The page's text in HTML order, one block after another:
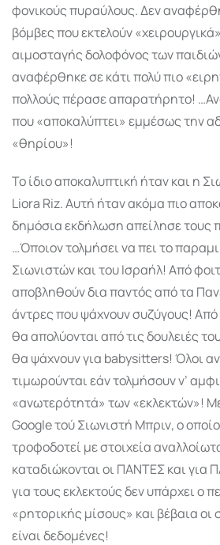
φονικούς πυραύλους. Δεν
βόμβες που εκτελούν
αιμοσταγής δολοφόνος των
αναφέρθηκε σε κάτι πολύ πιο
πολλούς πέρασε απαρατήρητο!
που «αποκαλύπτει» εμμέσως την
«θηρίου»!
Το ίδιο αποκαλυπτική ήταν και η
Liora Riz. Αυτή ήταν ακόμα πιο
δημόσια εκδήλωση απείλησε τους
…Όποιον τολμήσει να πει το
Σιωνιστών και του Ισραήλ! Από
αποβληθούν δια παντός από τα
άντρες που ψάχνουν συζύγους!
θα απολύονται από τις δουλειές
θα ψάχνουν για babysitters! Όλοι
τιμωρούνται εάν τολμήσουν ν’
«ανωτερότητά» των «εκλεκτών»!
Google τού Σιωνιστή Μπριν, ο
τροφοδοτεί με στοιχεία
καταδιώκονται οι ΠΑΝΤΕΣ και
για τους εκλεκτούς δεν υπάρχει ο
«ρητορικής μίσους» και βέβαια οι
είναι δεδομένες!